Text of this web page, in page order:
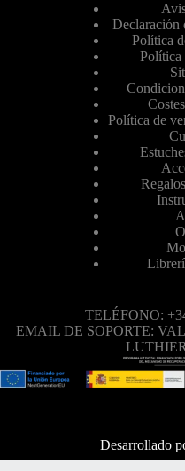
Declaración
Política
Política
Política de
TELÉFONO:
EMAIL DE SOPORTE:
Desarrollado